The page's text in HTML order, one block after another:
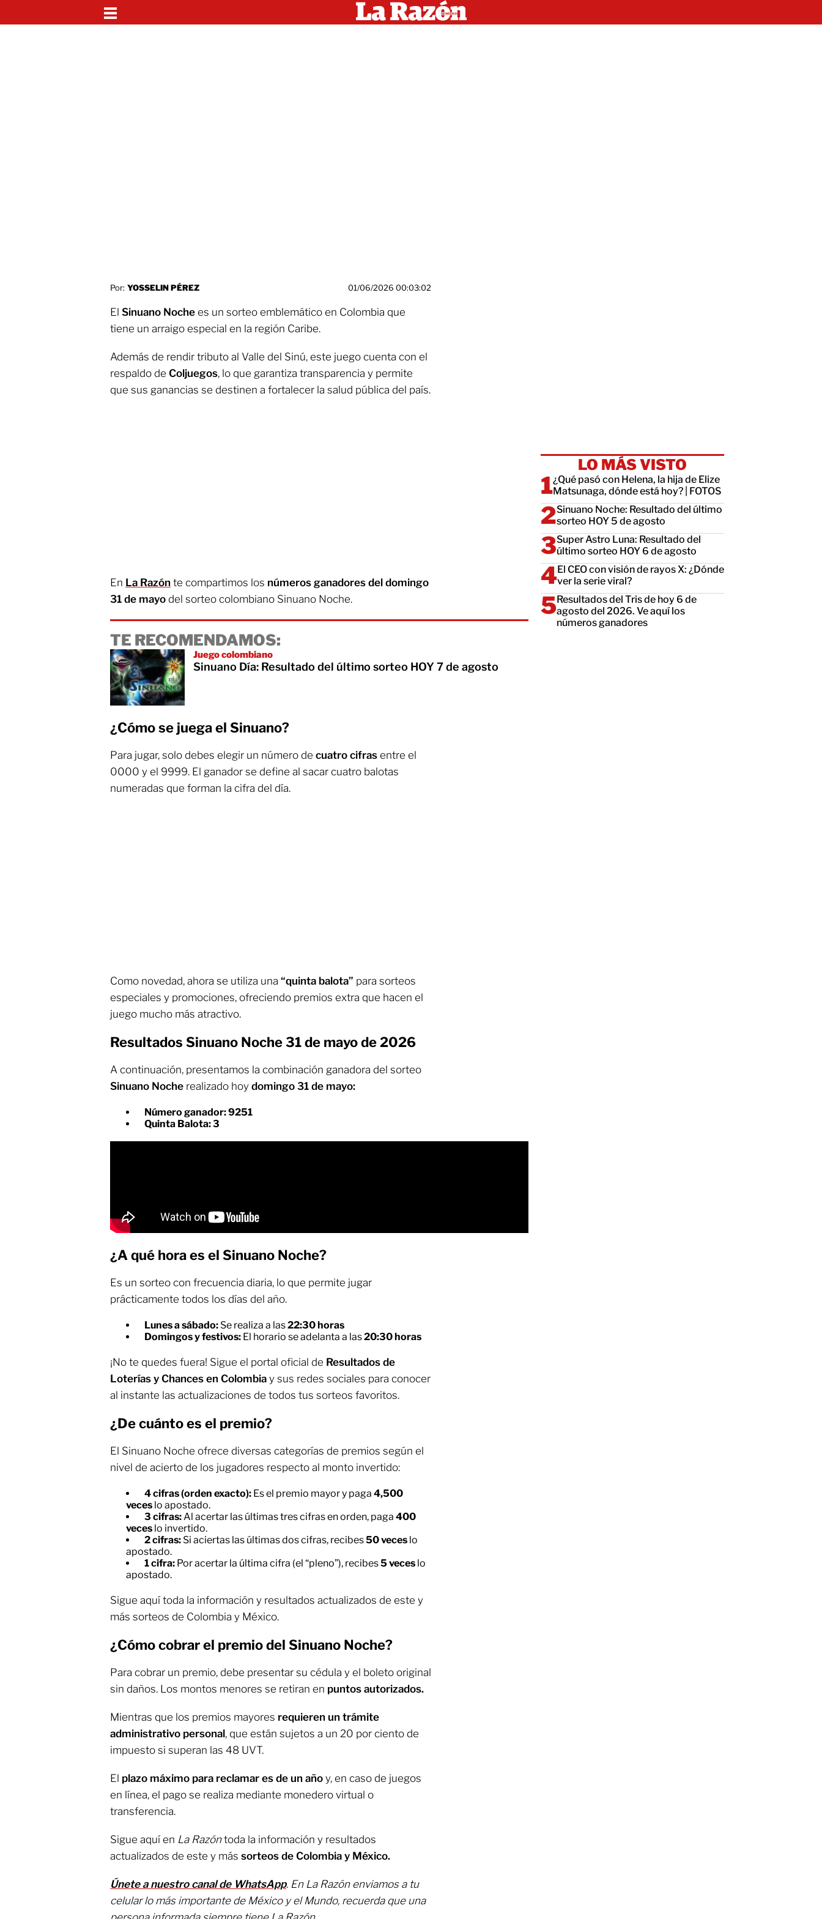
Por: YOSSELIN PÉREZ 01/06/2026 00:03:02
El Sinuano Noche es un sorteo emblemático en Colombia que
tiene un arraigo especial en la región Caribe.
Además de rendir tributo al Valle del Sinú, este juego cuenta con el
respaldo de Coljuegos, lo que garantiza transparencia y permite
que sus ganancias se destinen a fortalecer la salud pública del país.
En La Razón te compartimos los números ganadores del domingo
31 de mayo del sorteo colombiano Sinuano Noche.
TE RECOMENDAMOS:
Juego colombiano
Sinuano Día: Resultado del último sorteo HOY 7 de agosto
¿Cómo se juega el Sinuano?
Para jugar, solo debes elegir un número de cuatro cifras entre el
0000 y el 9999. El ganador se define al sacar cuatro balotas
numeradas que forman la cifra del día.
Como novedad, ahora se utiliza una “quinta balota” para sorteos
especiales y promociones, ofreciendo premios extra que hacen el
juego mucho más atractivo.
Resultados Sinuano Noche 31 de mayo de 2026
A continuación, presentamos la combinación ganadora del sorteo
Sinuano Noche realizado hoy domingo 31 de mayo:
Número ganador: 9251
Quinta Balota: 3
¿A qué hora es el Sinuano Noche?
Es un sorteo con frecuencia diaria, lo que permite jugar
prácticamente todos los días del año.
Lunes a sábado: Se realiza a las22:30 horas
Domingos y festivos: El horario se adelanta a las20:30 horas
¡No te quedes fuera! Sigue el portal oficial de Resultados de
Loterías y Chances en Colombia y sus redes sociales para conocer
al instante las actualizaciones de todos tus sorteos favoritos.
¿De cuánto es el premio?
El Sinuano Noche ofrece diversas categorías de premios según el
nivel de acierto de los jugadores respecto al monto invertido:
4 cifras (orden exacto): Es el premio mayor y paga 4,500
veces lo apostado.
3 cifras: Al acertar las últimas tres cifras en orden, paga 400
veces lo invertido.
2 cifras: Si aciertas las últimas dos cifras, recibes50 veces lo
apostado.
1 cifra: Por acertar la última cifra (el “pleno”), recibes5 veces lo
apostado.
Sigue aquí toda la información y resultados actualizados de este y
más sorteos de Colombia y México.
¿Cómo cobrar el premio del Sinuano Noche?
Para cobrar un premio, debe presentar su cédula y el boleto original
sin daños. Los montos menores se retiran en puntos autorizados.
Mientras que los premios mayores requieren un trámite
administrativo personal, que están sujetos a un 20 por ciento de
impuesto si superan las 48 UVT.
El plazo máximo para reclamar es de un año y, en caso de juegos
en línea, el pago se realiza mediante monedero virtual o
transferencia.
Sigue aquí en La Razóntoda la información y resultados
actualizados de este y más sorteos de Colombia y México.
Únete a nuestro canal de WhatsApp. En La Razón enviamos a tu
celular lo más importante de México y el Mundo, recuerda que una
LO MÁS VISTO
¿Qué pasó con Helena, la hija de Elize
Matsunaga, dónde está hoy? | FOTOS
Sinuano Noche: Resultado del último
sorteo HOY 5 de agosto
Super Astro Luna: Resultado del
último sorteo HOY 6 de agosto
El CEO con visión de rayos X: ¿Dónde
ver la serie viral?
Resultados del Tris de hoy 6 de
agosto del 2026. Ve aquí los
números ganadores